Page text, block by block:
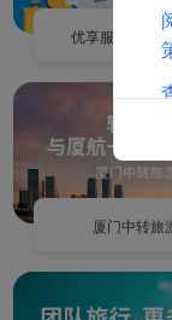
厦航新开福州往返
优享服务，舒
厦门中转旅